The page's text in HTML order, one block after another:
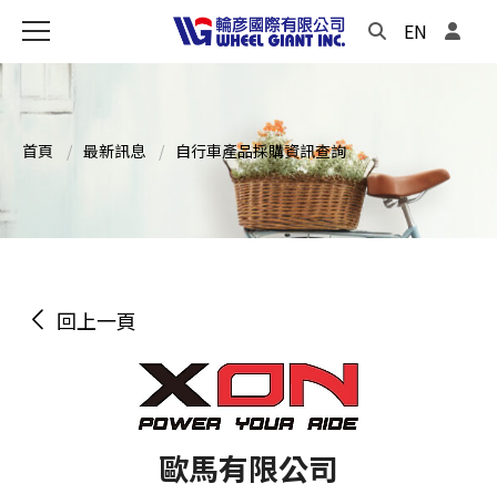
EN
首頁 最新訊息 自行車產品採購資訊查詢
回上一頁
歐馬有限公司